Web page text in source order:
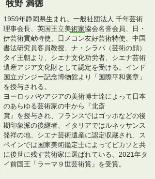
牧野 満徳
1959年静岡県生まれ。一般社団法人 千年芸術
理事会長、英国王立美術家協会名誉会員、日・
伊芸術貢献特使、日メコン友好芸術特使、中国
書法研究員客員教授、ナ・シラパ（芸術の顔）
タイ王朝より、シエナ文化功労者、シエナ芸術
遺産アジア文化財として認定を受ける。インド
国立ガンジー記念博物館より「国際平和褒章」
を授与される。
ヨーロッパやアジアの美術博士達によって日本
のあらゆる芸術家の中から『北斎
​賞』を授与され、フランスではゴッホなどの後
期印象派の後継者、イタリアではルネッサンス
発祥の地、シエナ芸術遺産に認定収蔵され、ス
ペインでは国家美術鑑定士によってピカソと共
に後世に残す芸術家に選ばれている。2021年タ
イ前国王「ラーマ９世芸術賞』を受賞。